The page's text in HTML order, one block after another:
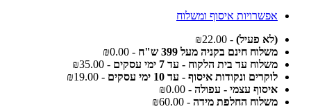
אפשרויות איסוף ומשלוח
(לא פעיל) - ₪22.00
משלוח חינם בקניה מעל 399 ש"ח
- ₪0.00
משלוח עד בית הלקוח - עד 7 ימי עסקים
- ₪35.00
לוקרים ונקודות איסוף - עד 10 ימי עסקים
- ₪19.00
איסוף עצמי - עפולה - ₪0.00
משלוח החלפת מידה - ₪60.00